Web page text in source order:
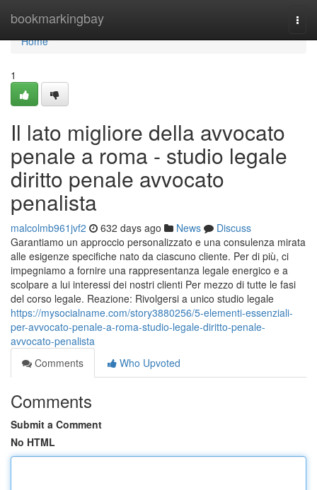
bookmarkingbay
Home
Home
1
Il lato migliore della avvocato
penale a roma - studio legale
diritto penale avvocato
penalista
malcolmb961jvf2 632 days ago News
Discuss
Garantiamo un approccio personalizzato e una consulenza mirata
alle esigenze specifiche nato da ciascuno cliente. Per di più, ci
impegniamo a fornire una rappresentanza legale energico e a
scolpare a lui interessi dei nostri clienti Per mezzo di tutte le fasi
del corso legale. Reazione: Rivolgersi a unico studio legale
https://mysocialname.com/story3880256/5-elementi-essenziali-
per-avvocato-penale-a-roma-studio-legale-diritto-penale-
avvocato-penalista
Comments
Who Upvoted
Comments
Submit a Comment
No HTML